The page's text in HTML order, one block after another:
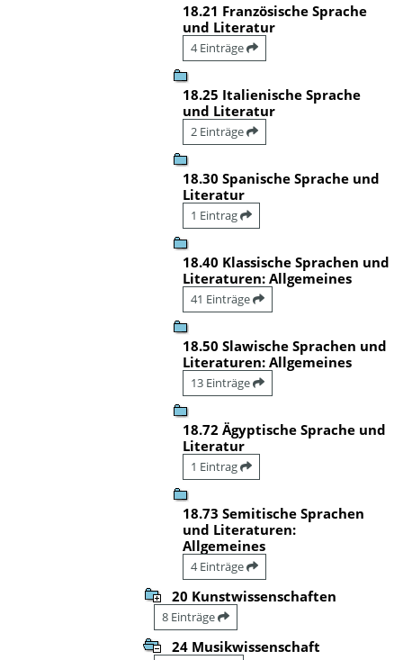
18.21 Französische Sprache
und Literatur
4 Einträge
18.25 Italienische Sprache
und Literatur
2 Einträge
18.30 Spanische Sprache und
Literatur
1 Eintrag
18.40 Klassische Sprachen und
Literaturen: Allgemeines
41 Einträge
18.50 Slawische Sprachen und
Literaturen: Allgemeines
13 Einträge
18.72 Ägyptische Sprache und
Literatur
1 Eintrag
18.73 Semitische Sprachen
und Literaturen:
Allgemeines
4 Einträge
20 Kunstwissenschaften
8 Einträge
24 Musikwissenschaft